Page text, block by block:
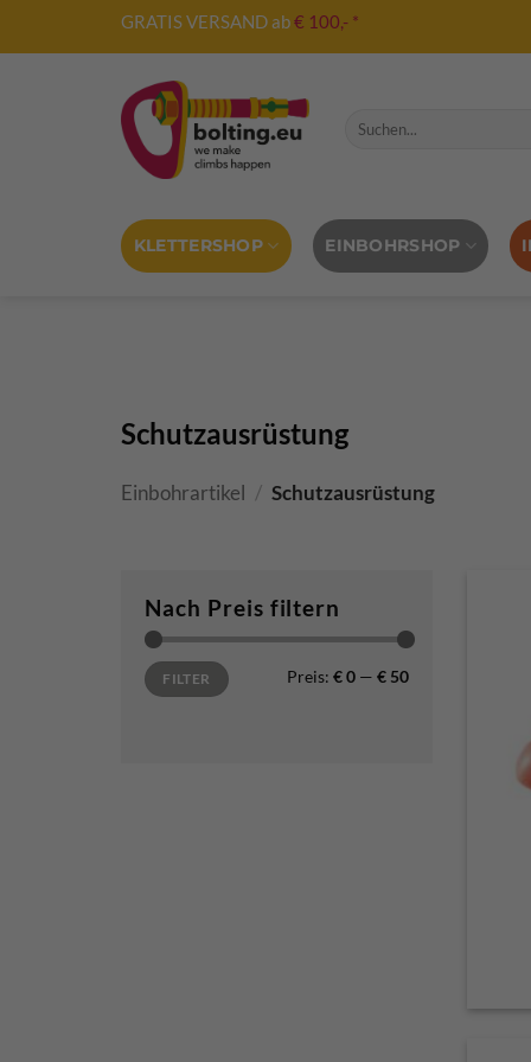
GRATIS VERSAND ab€ 100,- *
Suche nach:
KLETTERSHOP EINBOHRSHOP
Schutzausrüstung
Einbohrartikel / Schutzausrüstung
Nach Preis filtern
Min. Preis
Max. Preis
FILTER Preis: € 0— € 50